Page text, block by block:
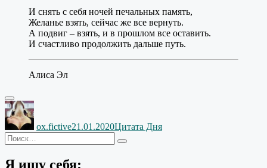
И снять с себя ночей печальных память,
Желанье взять, сейчас же все вернуть.
А подвиг – взять, и в прошлом все оставить.
И счастливо продолжить дальше путь.
Алиса Эл
Автор
ox.fictive21.01.2020Цитата Дня
Искать:
Поиск
Я ищу себя: